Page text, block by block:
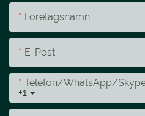
Företagsnamn
E-Post
+1
Telefon/whatsApp/